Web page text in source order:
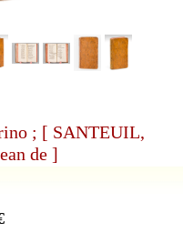
; [ SANTEUIL,
de ]